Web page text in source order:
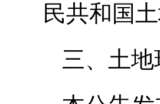
民共和国
三、土